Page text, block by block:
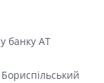
банку АТ